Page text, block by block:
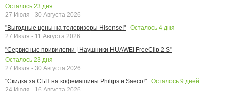
Осталось 23 дня
27 Июля - 30 Августа 2026
"Выгодные цены на телевизоры Hisense!"
Осталось 4 дня
27 Июля - 11 Августа 2026
"Сервисные привилегии | Наушники HUAWEI FreeClip 2 S"
Осталось 23 дня
27 Июля - 30 Августа 2026
"Скидка за СБП на кофемашины Philips и Saeco!"
Осталось 9 дней